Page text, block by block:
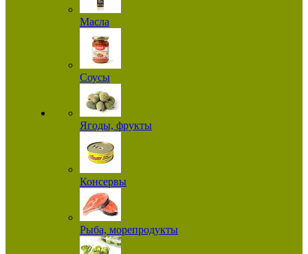
Масла
Соусы
Ягоды, фрукты
Консервы
Рыба, морепродукты